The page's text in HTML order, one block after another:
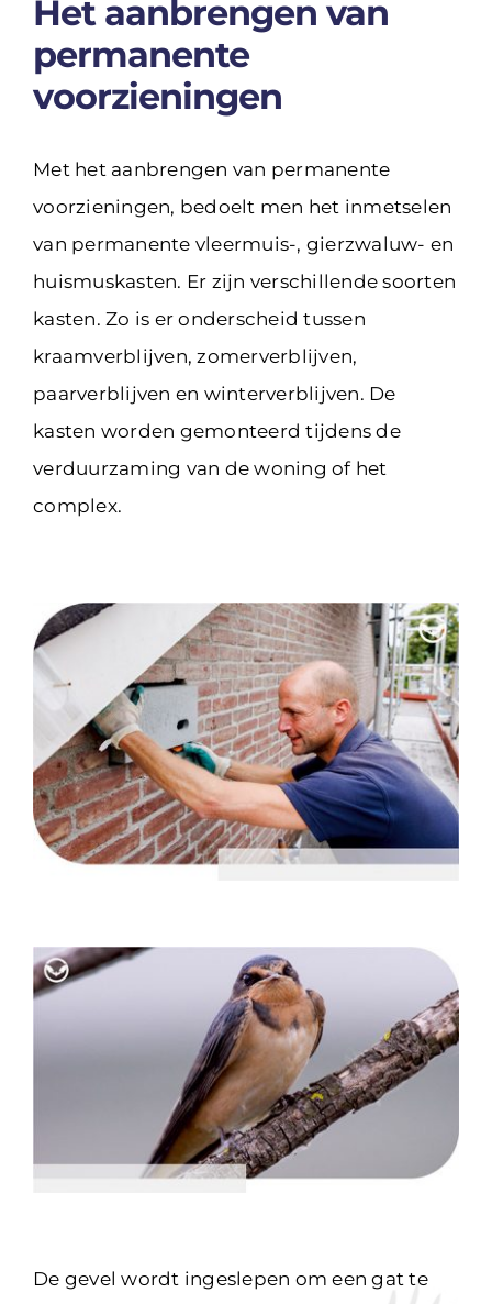
Het aanbrengen van
permanente
voorzieningen
Met het aanbrengen van permanente
voorzieningen, bedoelt men het inmetselen
van permanente vleermuis-, gierzwaluw- en
huismuskasten. Er zijn verschillende soorten
kasten. Zo is er onderscheid tussen
kraamverblijven, zomerverblijven,
paarverblijven en winterverblijven. De
kasten worden gemonteerd tijdens de
verduurzaming van de woning of het
complex.
De gevel wordt ingeslepen om een gat te